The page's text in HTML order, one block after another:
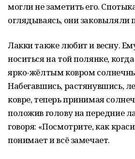
могли не заметить его.
оглядываясь, они заковыляли
Лакки также любит и весну.
носиться на той полянке,
ярко-жёлтым ковром
Набегавшись, растянувшись,
ковре, теперь принимая
положив голову на передние
говоря: «Посмотрите, как
понимает и всё замечает.